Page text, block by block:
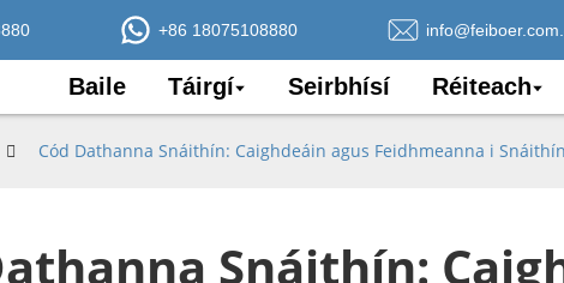
+86 18075108880
Baile Táirgí Seirbhísí Réiteach
Cód Dathanna Snáithín: Caighdeáin agus Feidhmeanna i
Snáithín: